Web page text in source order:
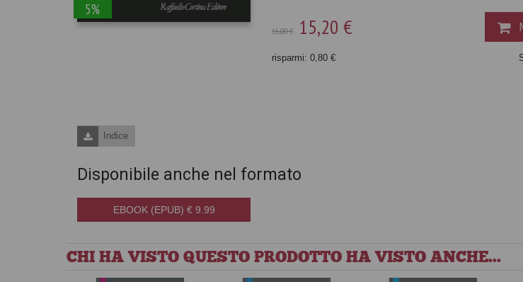
5%
16,00 € 15,20 €
risparmi: 0,80 €
Indice
Disponibile anche nel formato
EBOOK (EPUB) € 9.99
CHI HA VISTO QUESTO PRODOTTO HA VISTO ANCHE...